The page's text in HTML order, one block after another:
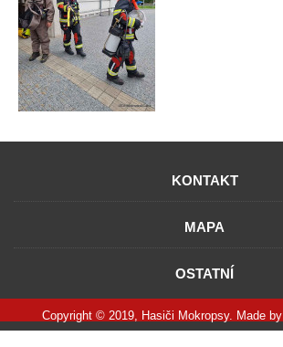
KONTAKT
MAPA
OSTATNÍ
Copyright © 2019, Hasiči Mokropsy. Made by